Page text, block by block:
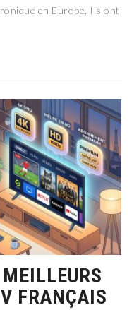
en Europe. Ils ont
FRANÇAIS